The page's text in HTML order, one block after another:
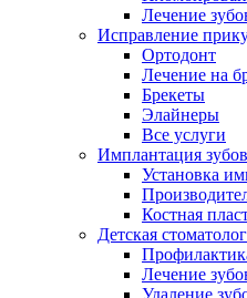
Лечение
Исправление
Ортодонт
Лечение на
Брекеты
Элайнеры
Все услуги
Имплантация зубов
Установка
Костная
Детская
Лечение
Удаление